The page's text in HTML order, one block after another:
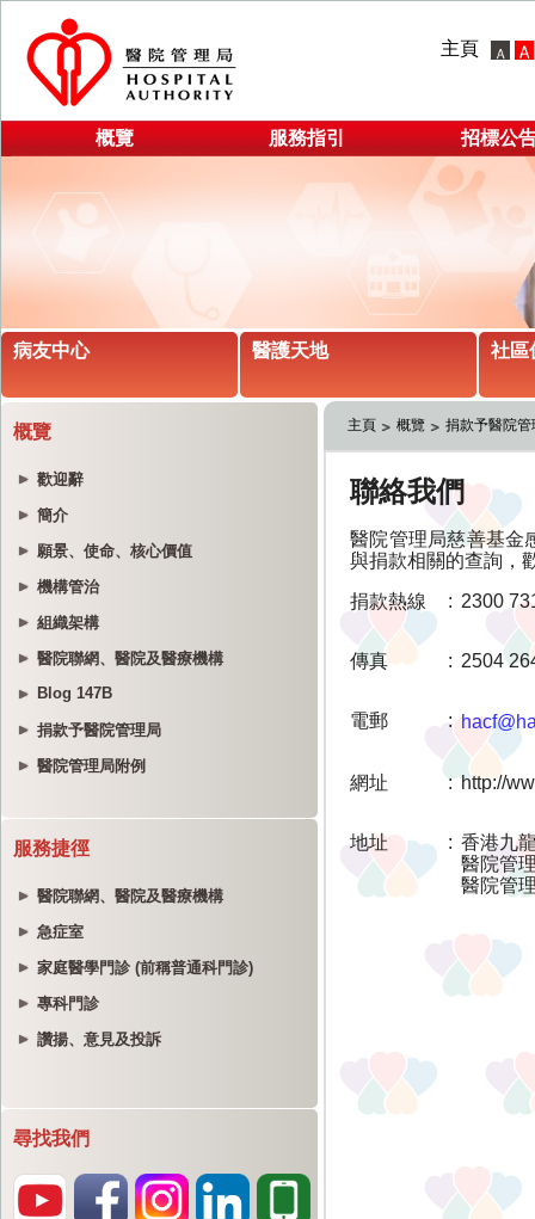
主頁
概覽 服務指引 招標公
病友中心 醫護天地 社區
概覽
歡迎辭
簡介
願景、使命、核心價值
機構管治
組織架構
醫院聯網、醫院及醫療機構
Blog 147B
捐款予醫院管理局
醫院管理局附例
服務捷徑
醫院聯網、醫院及醫療機構
急症室
家庭醫學門診 (前稱普通科門診)
專科門診
讚揚、意見及投訴
尋找我們
主頁 概覽 捐款予醫院管